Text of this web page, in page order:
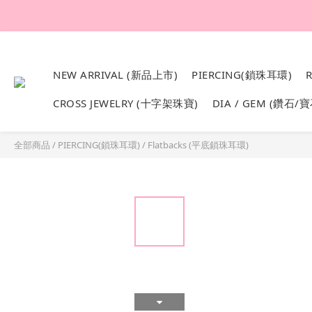
NEW ARRIVAL (新品上市) PIERCING(鎖珠耳環)
CROSS JEWELRY (十字架珠寶) DIA / GEM (鑽石/
全部商品 / PIERCING(鎖珠耳環)/ Flatbacks (平底鎖珠耳環)